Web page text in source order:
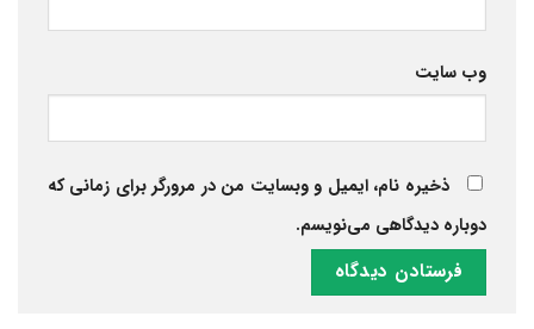
وب‌ سایت
ذخیره نام، ایمیل و وبسایت من در مرورگر برای زمانی که
دوباره دیدگاهی می‌نویسم.